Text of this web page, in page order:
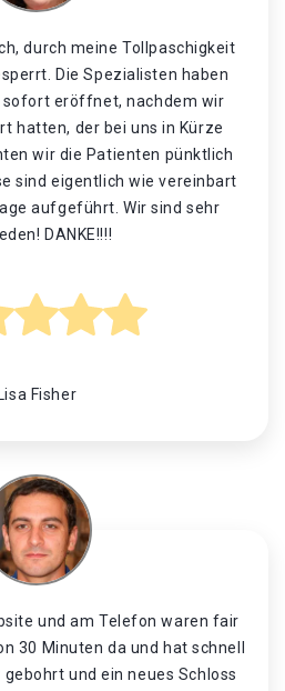
durch meine Tollpaschigkeit
Die Spezialisten haben
sofort eröffnet, nachdem wir
hatten, der bei uns in Kürze
wir die Patienten pünktlich
sind eigentlich wie vereinbart
aufgeführt. Wir sind sehr
DANKE!!!!
Lisa Fisher
und am Telefon waren fair
30 Minuten da und hat schnell
und ein neues Schloss